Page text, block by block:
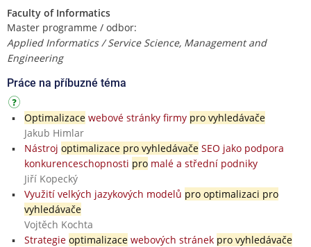
Faculty of Informatics
Master programme / odbor:
Applied Informatics / Service Science, Management and
Engineering
Práce na příbuzné téma
Optimalizacewebové stránky firmy pro vyhledávače
Jakub Himlar
Nástroj optimalizace pro vyhledávačeSEO jako podpora
konkurenceschopnosti promalé a střední podniky
Jiří Kopecký
Využití velkých jazykových modelů pro optimalizaci pro
vyhledávače
Vojtěch Kochta
Strategie optimalizacewebových stránek pro vyhledávače